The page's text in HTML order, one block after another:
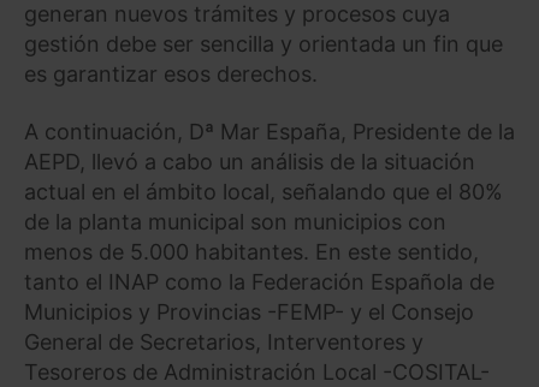
generan nuevos trámites y procesos cuya
gestión debe ser sencilla y orientada un fin que
es garantizar esos derechos.
A continuación, Dª Mar España, Presidente de la
AEPD, llevó a cabo un análisis de la situación
actual en el ámbito local, señalando que el 80%
de la planta municipal son municipios con
menos de 5.000 habitantes. En este sentido,
tanto el INAP como la Federación Española de
Municipios y Provincias -FEMP- y el Consejo
General de Secretarios, Interventores y
Tesoreros de Administración Local -COSITAL-